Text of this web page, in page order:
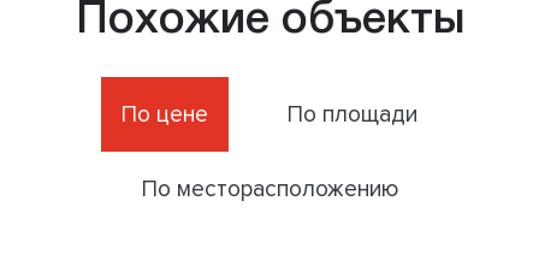
Похожие объекты
По цене По площади
По месторасположению